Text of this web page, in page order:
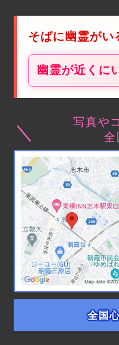
そばに幽霊が
幽霊が近くに
写真や
全
全国